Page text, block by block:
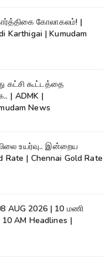
கோலாகலம்! |
Karthigai | Kumudam
கூட்டத்தை
| ADMK |
News
உயர்வு.. இன்றைய
Rate | Chennai Gold Rate
AUG 2026 | 10 மணி
AM Headlines |